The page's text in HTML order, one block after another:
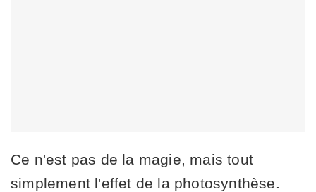
Ce n'est pas de la magie, mais tout
simplement l'effet de la photosynthèse.